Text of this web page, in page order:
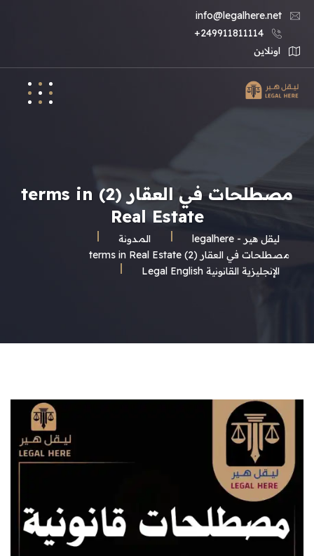
info@legalhere.net
249911811114+
اونلاين
مصطلحات في العقار (2) terms in
Real Estate
ليقل هير - legalhere المـدونة
الإنجليزية القانونية Legal English
مصطلحات في العقار (2) terms in Real Estate